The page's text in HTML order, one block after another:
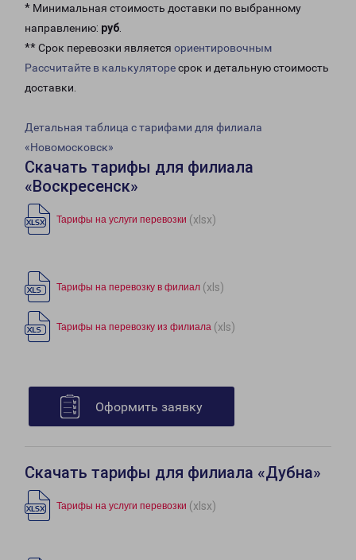
* Минимальная стоимость доставки по выбранному
направлению: руб.
** Срок перевозки является ориентировочным
Рассчитайте в калькуляторесрок и детальную стоимость
доставки.
Детальная таблица с тарифами для филиала
«Новомосковск»
Скачать тарифы для филиала
«Воскресенск»
Тарифы на услуги перевозки (xlsx)
Тарифы на перевозку в филиал (xls)
Тарифы на перевозку из филиала (xls)
Оформить заявку
Скачать тарифы для филиала «Дубна»
Тарифы на услуги перевозки (xlsx)